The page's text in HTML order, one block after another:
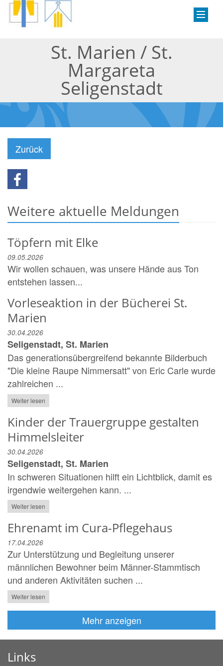
St. Marien / St.
Margareta
Seligenstadt
Zurück
Weitere aktuelle Meldungen
Töpfern mit Elke
09.05.2026
Wir wollen schauen, was unsere Hände aus Ton
entstehen lassen...
Vorleseaktion in der Bücherei St.
Marien
30.04.2026
Seligenstadt, St. Marien
Das generationsübergreifend bekannte Bilderbuch
"Die kleine Raupe Nimmersatt" von Eric Carle wurde
zahlreichen ...
Weiter lesen
Kinder der Trauergruppe gestalten
Himmelsleiter
30.04.2026
Seligenstadt, St. Marien
In schweren Situationen hilft ein Lichtblick, damit es
irgendwie weitergehen kann. ...
Weiter lesen
Ehrenamt im Cura-Pflegehaus
17.04.2026
Zur Unterstützung und Begleitung unserer
männlichen Bewohner beim Männer-Stammtisch
und anderen Aktivitäten suchen ...
Weiter lesen
Mehr anzeigen
Links